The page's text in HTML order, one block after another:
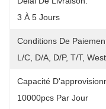
3 À 5 Jours
Conditions De
L/C, D/A, D/P, T/T,
Capacité
10000pcs Par Jour